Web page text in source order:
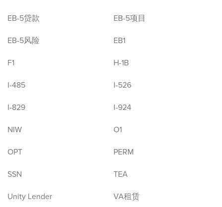
EB-5贷款
EB-5项目
EB-5风险
EB1
F1
H-1B
I-485
I-526
I-829
I-924
NIW
O1
OPT
PERM
SSN
TEA
Unity Lender
VA租赁